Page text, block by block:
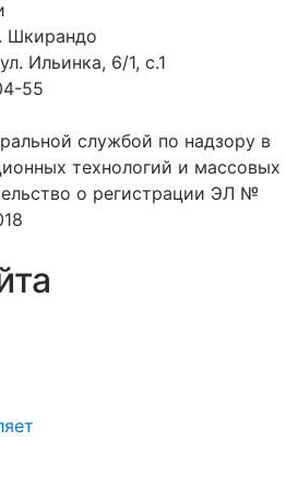
Шкирандо
Ильинка, 6/1, c.1
55
службой по надзору в
технологий и массовых
о регистрации ЭЛ №